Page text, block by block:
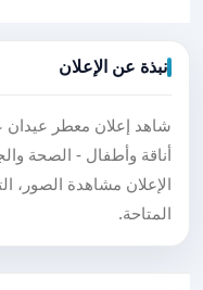
نبذة عن الإعلان
شاهد إعلان معطر
أناقة وأطفال - الصحة
الإعلان مشاهدة الصور،
المتاحة.